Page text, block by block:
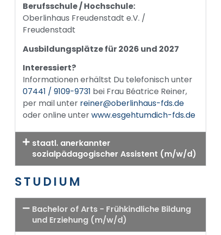
Berufsschule / Hochschule:
Oberlinhaus Freudenstadt e.V. /
Freudenstadt
Ausbildungsplätze für 2026 und 2027
Interessiert?
Informationen erhältst Du telefonisch unter
07441 / 9109-9731 bei Frau Béatrice Reiner,
per mail unter reiner@oberlinhaus-fds.de
oder online unterwww.esgehtumdich-fds.de
staatl. anerkannter
sozialpädagogischer Assistent (m/w/d)
STUDIUM
Bachelor of Arts - Frühkindliche Bildung
und Erziehung (m/w/d)